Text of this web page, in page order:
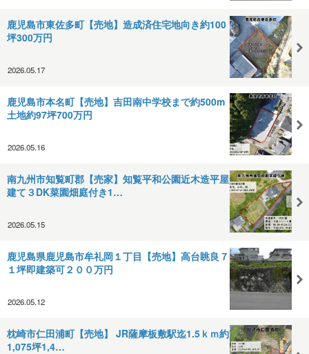
鹿児島市東佐多町【売地】造成済住宅地向き約100
坪300万円
2026.05.17
鹿児島市本名町【売地】吉田南中学校まで約500m
土地約97坪700万円
2026.05.16
南九州市知覧町郡【売家】知覧平和公園近木造平屋
建て３DK菜園畑庭付き1…
2026.05.15
鹿児島県鹿児島市牟礼岡１丁目【売地】高台眺良７
１坪即建築可２００万円
2026.05.12
枕崎市仁田浦町【売地】 JR薩摩板敷駅迄1.5ｋｍ約
1,075坪1,4…